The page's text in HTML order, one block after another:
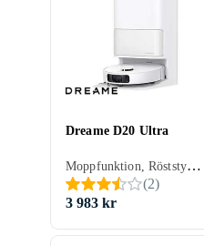
Dreame D20 Ultra
Moppfunktion, Röststyrning, Schemaläggning, Fjärrkontroll, Trappsensor, Automatisk dockning, Virtuella väggar, Anpassad för husdjur, Appstyrning, Stöder kantrengöring, Automatisk mopptorkning, Dockningsstation, 370 min, 65 dB, Självtömmande
(2)
3 983 kr